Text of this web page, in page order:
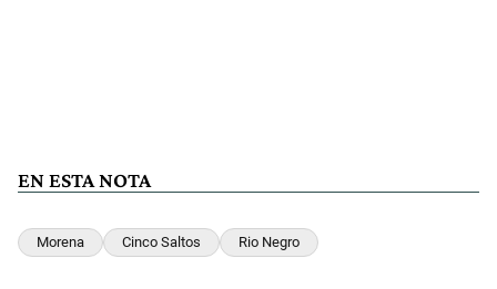
EN ESTA NOTA
Morena Cinco Saltos Rio Negro